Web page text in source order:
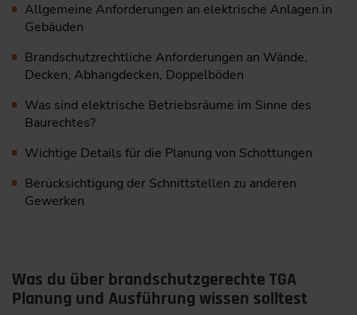
Allgemeine Anforderungen an elektrische Anlagen in
Gebäuden
Brandschutzrechtliche Anforderungen an Wände,
Decken, Abhangdecken, Doppelböden
Was sind elektrische Betriebsräume im Sinne des
Baurechtes?
Wichtige Details für die Planung von Schottungen
Berücksichtigung der Schnittstellen zu anderen
Gewerken
Was du über brandschutzgerechte TGA
Planung und Ausführung wissen solltest